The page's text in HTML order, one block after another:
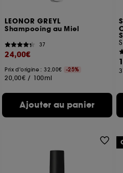
LEONOR GREYL
Shampooing au Miel
37
24,00€
Prix d'origine : 32,00€ -25%
20,00€ / 100ml
Ajouter au panier